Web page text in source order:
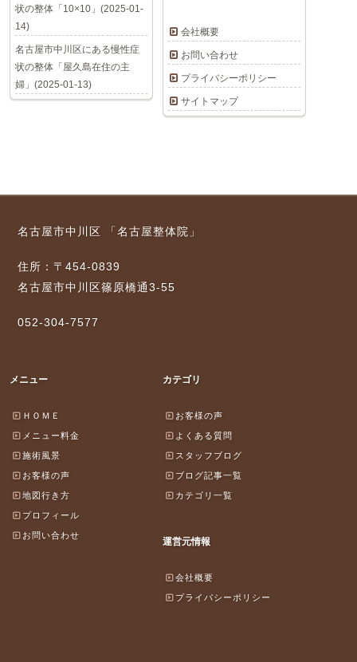
会社概要
お問い合わせ
プライバシーポリシー
サイトマップ
状の整体「10×10」(2025-01-
14)
名古屋市中川区にある慢性症
状の整体「屋久島在住の主
婦」(2025-01-13)
名古屋市中川区 「名古屋整体院」
住所：〒454-0839
名古屋市中川区篠原橋通3-55
052-304-7577
メニュー
ＨＯＭＥ
メニュー料金
施術風景
お客様の声
地図行き方
プロフィール
お問い合わせ
カテゴリ
お客様の声
よくある質問
スタッフブログ
ブログ記事一覧
カテゴリ一覧
運営元情報
会社概要
プライバシーポリシー